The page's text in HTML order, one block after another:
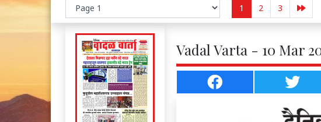
1 2 3
Vadal Varta - 10 Mar